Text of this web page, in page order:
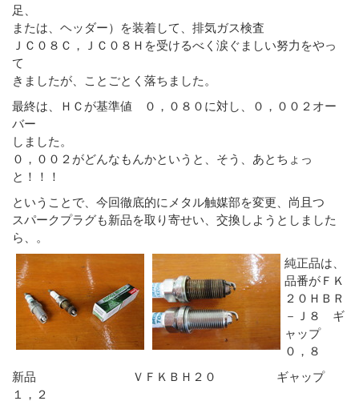
足、
または、ヘッダー）を装着して、排気ガス検査
ＪＣ０８Ｃ，ＪＣ０８Ｈを受けるべく涙ぐましい努力をやっ
て
きましたが、ことごとく落ちました。
最終は、ＨＣが基準値 ０，０８０に対し、０，００２オー
バー
しました。
０，００２がどんなもんかというと、そう、あとちょっ
と！！！
ということで、今回徹底的にメタル触媒部を変更、尚且つ
スパークプラグも新品を取り寄せい、交換しようとしました
ら、。
純正品は、
品番がＦＫ
２０ＨＢＲ
－Ｊ８ ギ
ャップ
０，８
新品 ＶＦＫＢＨ２０ ギャップ
１，２